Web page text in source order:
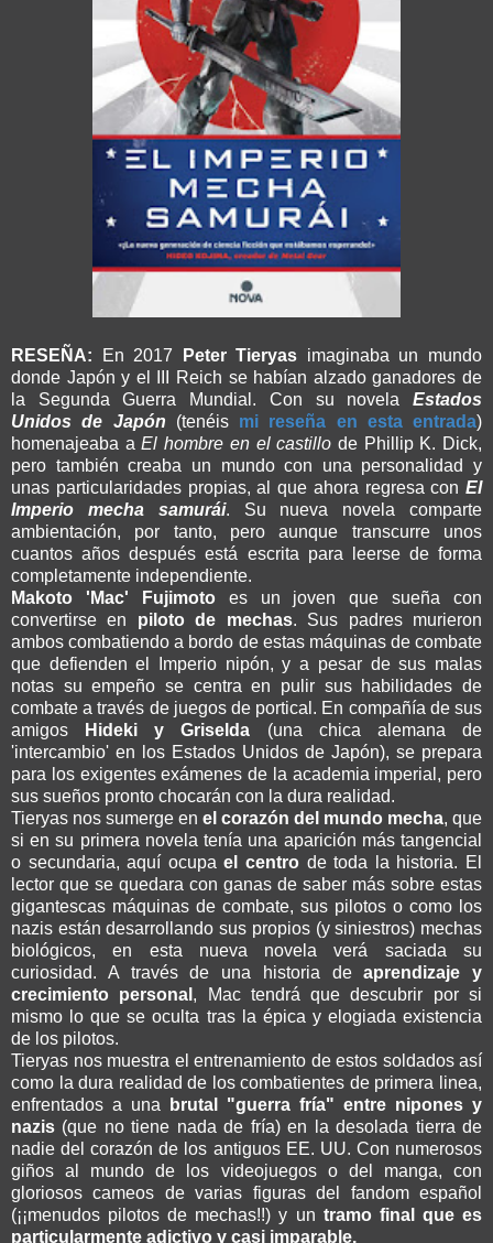
RESEÑA: En 2017 Peter Tieryas imaginaba un mundo
donde Japón y el III Reich se habían alzado ganadores de
la Segunda Guerra Mundial. Con su novela Estados
Unidos de Japón (tenéis mi reseña en esta entrada)
homenajeaba aEl hombre en el castillo de Phillip K. Dick,
pero también creaba un mundo con una personalidad y
unas particularidades propias, al que ahora regresa con El
Imperio mecha samurái. Su nueva novela comparte
ambientación, por tanto, pero aunque transcurre unos
cuantos años después está escrita para leerse de forma
completamente independiente.
Makoto 'Mac' Fujimotoes un joven que sueña con
convertirse en piloto de mechas. Sus padres murieron
ambos combatiendo a bordo de estas máquinas de combate
que defienden el Imperio nipón, y a pesar de sus malas
notas su empeño se centra en pulir sus habilidades de
combate a través de juegos de portical. En compañía de sus
amigos
Hideki y Griselda (una chica alemana de
'intercambio' en los Estados Unidos de Japón), se prepara
para los exigentes exámenes de la academia imperial, pero
sus sueños pronto chocarán con la dura realidad.
Tieryas nos sumerge en el corazón del mundo mecha, que
si en su primera novela tenía una aparición más tangencial
o secundaria, aquí ocupael centro de toda la historia. El
lector que se quedara con ganas de saber más sobre estas
gigantescas máquinas de combate, sus pilotos o como los
nazis están desarrollando sus propios (y siniestros) mechas
biológicos, en esta nueva novela verá saciada su
curiosidad. A través de una historia deaprendizaje y
crecimiento personal , Mac tendrá que descubrir por si
mismo lo que se oculta tras la épica y elogiada existencia
de los pilotos.
Tieryas nos muestra el entrenamiento de estos soldados así
como la dura realidad de los combatientes de primera linea,
enfrentados a una brutal "guerra fría" entre nipones y
nazis (que no tiene nada de fría) en la desolada tierra de
nadie del corazón de los antiguos EE. UU. Con numerosos
giños al mundo de los videojuegos o del manga, con
gloriosos cameos de varias figuras del fandom español
(¡¡menudos pilotos de mechas!!) y un tramo final que es
particularmente adictivo y casi imparable.